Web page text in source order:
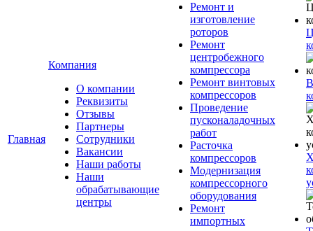
Главная
Компания
О компании
Реквизиты
Отзывы
Партнеры
Сотрудники
Вакансии
Наши работы
Наши
обрабатывающие
центры
Ремонт и
изготовление
роторов
Ремонт
центробежного
компрессора
Ремонт винтовых
компрессоров
Проведение
пусконаладочных
работ
Расточка
компрессоров
Модернизация
компрессорного
оборудования
Ремонт
импортных